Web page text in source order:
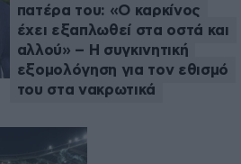
πατέρα του: «Ο καρκίνος
έχει εξαπλωθεί στα οστά και
αλλού» – Η συγκινητική
εξομολόγηση για τον εθισμό
του στα νακρωτικά